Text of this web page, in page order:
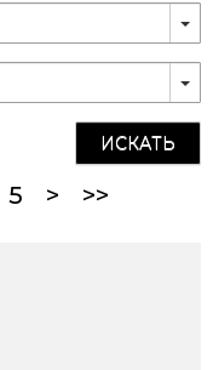
ИСКАТЬ
5 > >>